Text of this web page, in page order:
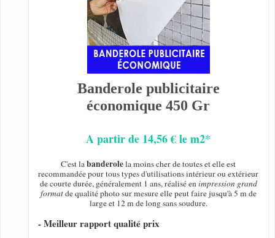
Banderole publicitaire
économique 450 Gr
A partir de 14,56 € le m2*
C'est labanderolela moins cher de toutes et elle est
recommandée pour tous types d'utilisations intérieur ou extérieur
de courte durée, généralement 1 ans, réalisé enimpression grand
formatde qualité photo sur mesure elle peut faire jusqu'à 5 m de
large et 12 m de long sans soudure.
- Meilleur rapport qualité prix